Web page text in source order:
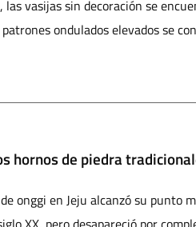
las vasijas sin decoración se
ondulados elevados se
hornos de piedra
onggi en Jeju alcanzó su punto